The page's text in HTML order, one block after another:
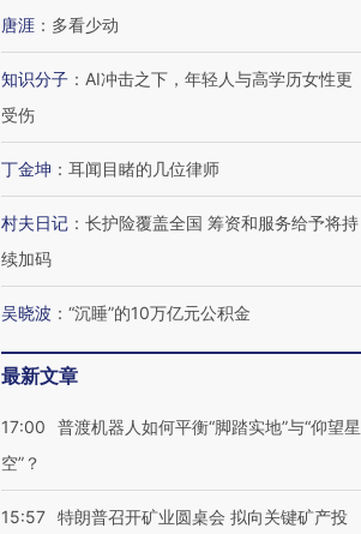
唐涯 ： 多看少动
知识分子 ： AI冲击之下，年轻人与高学历女性更
受伤
丁金坤 ： 耳闻目睹的几位律师
村夫日记 ： 长护险覆盖全国 筹资和服务给予将持
续加码
吴晓波 ： “沉睡”的10万亿元公积金
最新文章
17:00
普渡机器人如何平衡“脚踏实地”与“仰望星
空”？
15:57 特朗普召开矿业圆桌会 拟向关键矿产投